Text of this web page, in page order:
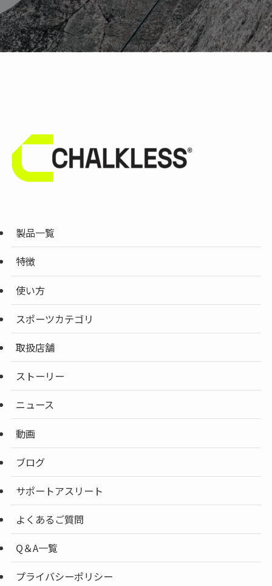
製品一覧
特徴
使い方
スポーツカテゴリ
取扱店舗
ストーリー
ニュース
動画
ブログ
サポートアスリート
よくあるご質問
Q＆A一覧
プライバシーポリシー